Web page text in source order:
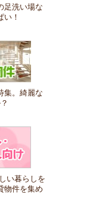
足洗い場な
い！
集。綺麗な
い暮らしを
物件を集め